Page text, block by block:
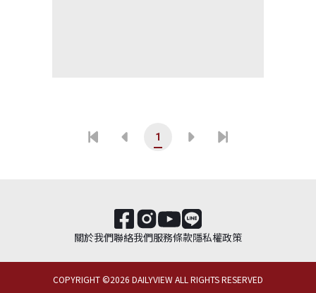
1
關於我們聯絡我們服務條款隱私權政策
COPYRIGHT ©2026 DAILYVIEW ALL RIGHTS RESERVED